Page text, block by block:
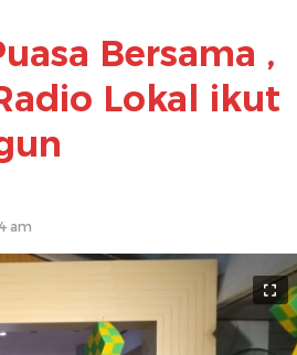
Bersama ,
Lokal ikut
am